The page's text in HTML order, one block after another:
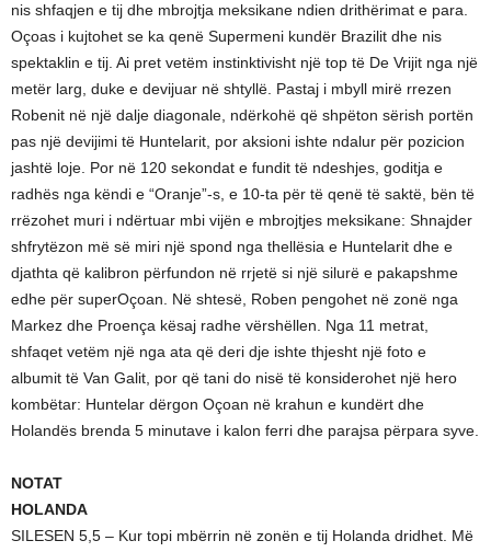
nis shfaqjen e tij dhe mbrojtja meksikane ndien drithërimat e para.
Oçoas i kujtohet se ka qenë Supermeni kundër Brazilit dhe nis
spektaklin e tij. Ai pret vetëm instinktivisht një top të De Vrijit nga një
metër larg, duke e devijuar në shtyllë. Pastaj i mbyll mirë rrezen
Robenit në një dalje diagonale, ndërkohë që shpëton sërish portën
pas një devijimi të Huntelarit, por aksioni ishte ndalur për pozicion
jashtë loje. Por në 120 sekondat e fundit të ndeshjes, goditja e
radhës nga këndi e “Oranje”-s, e 10-ta për të qenë të saktë, bën të
rrëzohet muri i ndërtuar mbi vijën e mbrojtjes meksikane: Shnajder
shfrytëzon më së miri një spond nga thellësia e Huntelarit dhe e
djathta që kalibron përfundon në rrjetë si një silurë e pakapshme
edhe për superOçoan. Në shtesë, Roben pengohet në zonë nga
Markez dhe Proença kësaj radhe vërshëllen. Nga 11 metrat,
shfaqet vetëm një nga ata që deri dje ishte thjesht një foto e
albumit të Van Galit, por që tani do nisë të konsiderohet një hero
kombëtar: Huntelar dërgon Oçoan në krahun e kundërt dhe
Holandës brenda 5 minutave i kalon ferri dhe parajsa përpara syve.
NOTAT
HOLANDA
SILESEN 5,5 – Kur topi mbërrin në zonën e tij Holanda dridhet. Më